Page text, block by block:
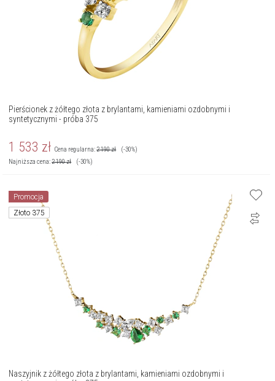
Pierścionek z żółtego złota z brylantami, kamieniami ozdobnymi i
syntetycznymi - próba 375
1 533 zł Cena regularna:2 190zł
(-30%)
Najniższa cena:2 190zł (-30%)
Promocja
Złoto 375
Naszyjnik z żółtego złota z brylantami, kamieniami ozdobnymi i